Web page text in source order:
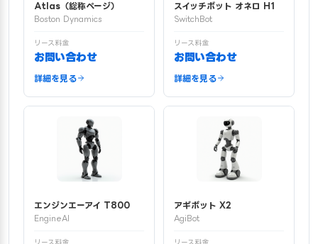
Atlas（総称ページ）
Boston Dynamics
リース料金
お問い合わせ
詳細を見る
スイッチボット オネロ H1
SwitchBot
リース料金
お問い合わせ
詳細を見る
エンジンエーアイ T800
EngineAI
リース料金
アギボット X2
AgiBot
リース料金